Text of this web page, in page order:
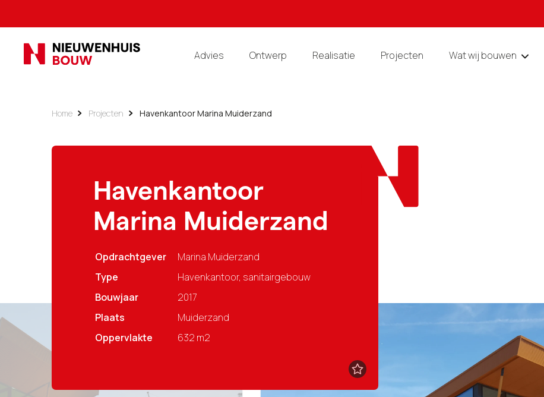
Advies Ontwerp Realisatie Projecten Wat wij bouwen
Home Projecten Havenkantoor Marina Muiderzand
Havenkantoor
Marina Muiderzand
Opdrachtgever
Marina Muiderzand
Type
Havenkantoor, sanitairgebouw
Bouwjaar
2017
Plaats
Muiderzand
Oppervlakte
632 m2